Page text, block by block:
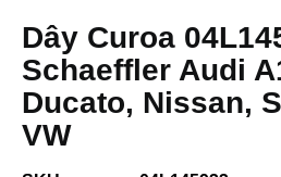
Dây Curoa
Schaeffler Audi
Ducato, Nissan,
VW